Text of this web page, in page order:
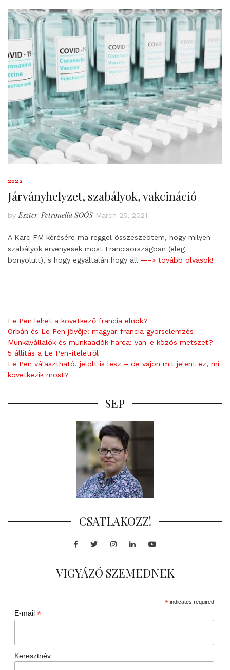
2022
Járványhelyzet, szabályok, vakcináció
by Eszter-Petronella SOÓS March 25, 2021
A Karc FM kérésére ma reggel összeszedtem, hogy milyen
szabályok érvényesek most Franciaországban (elég
bonyolult), s hogy egyáltalán hogy áll —-> tovább olvasok!
Le Pen lehet a következő francia elnök?
Orbán és Le Pen jövője: magyar-francia gyorselemzés
Munkavállalók és munkaadók harca: van-e közös metszet?
5 állítás a Le Pen-ítéletről
Le Pen választható, jelölt is lesz – de vajon mit jelent ez, mi
következik most?
SEP
CSATLAKOZZ!
Facebook
TwitterInstagram
LinkedInYoutube
VIGYÁZÓ SZEMEDNEK
*indicates required
E-mail *
Keresztnév